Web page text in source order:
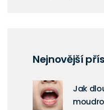
Nejnovější
Jak